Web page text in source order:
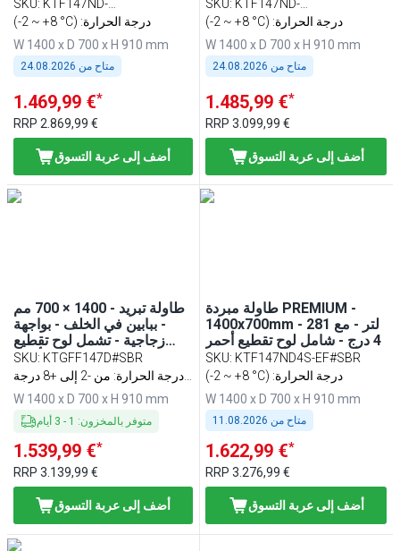
SKU: KTF147ND-
EF#1T#2S#SBR(-2 ~ +8 °C) :درجة الحرارة
W 1400 x D 700 x H 910 mm
متاح من 24.08.2026
1.469,99 €*
RRP 2.869,99 €
أضف إلى عربة التسوق
SKU: KTF147ND-
EF#1T#3S#SBR(-2 ~ +8 °C) :درجة الحرارة
W 1400 x D 700 x H 910 mm
متاح من 24.08.2026
1.485,99 €*
RRP3.099,99 €
أضف إلى عربة التسوق
طاولة تبريد - 1400 × 700 مم
- ببابين في الخلف - بواجهة
زجاجية - تشمل لوح تقطيع
أحمر
SKU: KTGFF147D#SBR
درجة الحرارة: من -2 إلى +8 درجة
مئوية
W 1400 x D 700 x H 910 mm
متوفر بالمخزون:
1
-
3 أيام
1.539,99 €*
RRP 3.139,99 €
أضف إلى عربة التسوق
طاولة مبردة PREMIUM -
1400x700mm - 281 لتر - مع
4 درج - شامل لوح تقطيع أحمر
SKU: KTF147ND4S-EF#SBR
(-2 ~ +8 °C) :درجة الحرارة
W 1400 x D 700 x H 910 mm
متاح من 11.08.2026
1.622,99 €*
RRP3.276,99 €
أضف إلى عربة التسوق